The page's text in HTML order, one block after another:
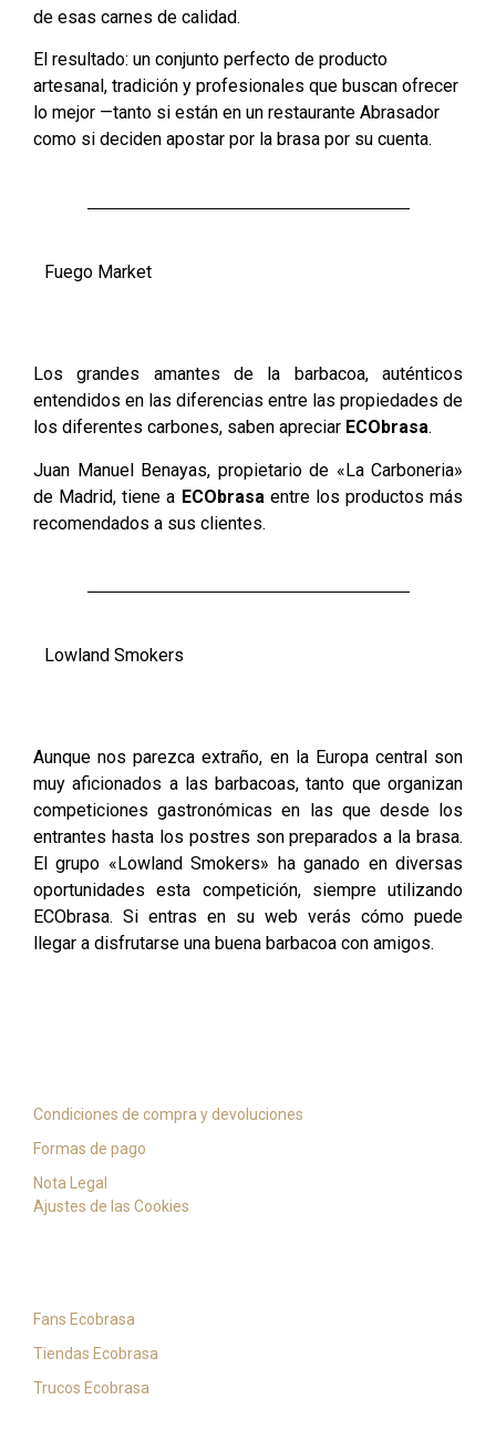
de esas carnes de calidad.
El resultado: un conjunto perfecto de producto
artesanal, tradición y profesionales que buscan ofrecer
lo mejor —tanto si están en un restaurante Abrasador
como si deciden apostar por la brasa por su cuenta.
Fuego Market
Los grandes amantes de la barbacoa, auténticos
entendidos en las diferencias entre las propiedades de
los diferentes carbones, saben apreciar ECObrasa.
Juan Manuel Benayas, propietario de «La Carboneria»
de Madrid, tiene a ECObrasa entre los productos más
recomendados a sus clientes.
Lowland Smokers
Aunque nos parezca extraño, en la Europa central son
muy aficionados a las barbacoas, tanto que organizan
competiciones gastronómicas en las que desde los
entrantes hasta los postres son preparados a la brasa.
El grupo «Lowland Smokers» ha ganado en diversas
oportunidades esta competición, siempre utilizando
ECObrasa. Si entras en su web verás cómo puede
llegar a disfrutarse una buena barbacoa con amigos.
Condiciones de compra y devoluciones
Formas de pago
Nota Legal
Ajustes de las Cookies
Fans Ecobrasa
Tiendas Ecobrasa
Trucos Ecobrasa